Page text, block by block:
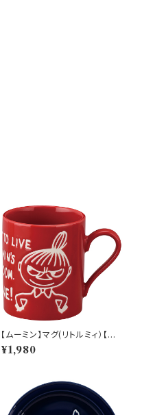
【ムーミン】マグ(リトルミィ）【M
M9000】MM9002-11
¥1,980